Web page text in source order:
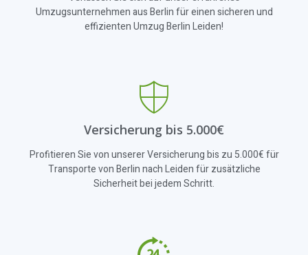
Umzugsunternehmen aus Berlin für einen sicheren und
effizienten Umzug Berlin Leiden!
Versicherung bis 5.000€
Profitieren Sie von unserer Versicherung bis zu 5.000€ für
Transporte von Berlin nach Leiden für zusätzliche
Sicherheit bei jedem Schritt.